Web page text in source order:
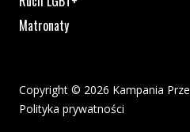
Matronaty
Copyright © 2026 Kampania
Polityka prywatności